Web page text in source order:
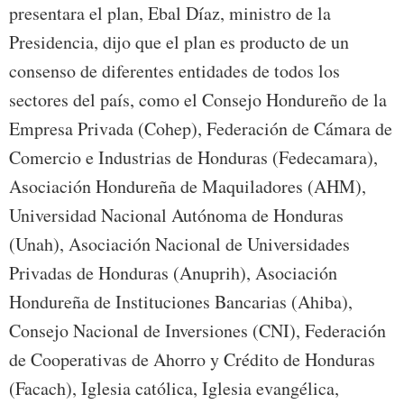
presentara el plan, Ebal Díaz, ministro de la
Presidencia, dijo que el plan es producto de un
consenso de diferentes entidades de todos los
sectores del país, como el Consejo Hondureño de la
Empresa Privada (Cohep), Federación de Cámara de
Comercio e Industrias de Honduras (Fedecamara),
Asociación Hondureña de Maquiladores (AHM),
Universidad Nacional Autónoma de Honduras
(Unah), Asociación Nacional de Universidades
Privadas de Honduras (Anuprih), Asociación
Hondureña de Instituciones Bancarias (Ahiba),
Consejo Nacional de Inversiones (CNI), Federación
de Cooperativas de Ahorro y Crédito de Honduras
(Facach), Iglesia católica, Iglesia evangélica,